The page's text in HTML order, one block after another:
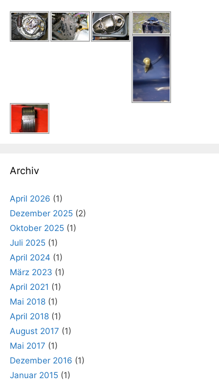
Archiv
April 2026 (1)
Dezember 2025 (2)
Oktober 2025 (1)
Juli 2025 (1)
April 2024 (1)
März 2023 (1)
April 2021 (1)
Mai 2018 (1)
April 2018 (1)
August 2017 (1)
Mai 2017 (1)
Dezember 2016 (1)
Januar 2015 (1)